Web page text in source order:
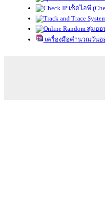
เช็คไอพี
สุ่มออ
เครื่องมือคำนวณวัน